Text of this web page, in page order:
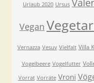
Urlaub 2020 Ursus
Vegan
Vernazza Vesuv Vielfalt Villa
Vogelbeere Vogelfutter
Vorrat Vorräte Vroni